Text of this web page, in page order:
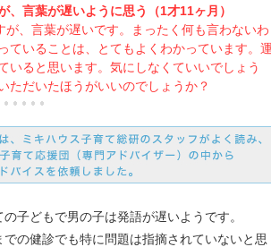
、言葉が遅いように思う（1才11ヶ月）
が、言葉が遅いです。まったく何も言わないわ
ていることは、とてもよくわかっています。運
いると思います。気にしなくていいでしょう
ただいたほうがいいのでしょうか？
子どもで男の子は発語が遅いようです。
の健診でも特に問題は指摘されていないと思